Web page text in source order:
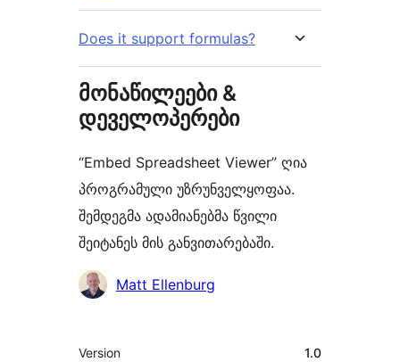
Does it support formulas?
მონაწილეები &
დეველოპერები
“Embed Spreadsheet Viewer” ღია
პროგრამული უზრუნველყოფაა.
შემდეგმა ადამიანებმა წვილი
შეიტანეს მის განვითარებაში.
მონაწილეები
Matt Ellenburg
მეტა
Version 1.0